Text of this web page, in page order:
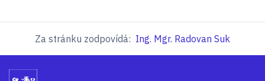
Za stránku zodpovídá: Ing. Mgr. Radovan Suk